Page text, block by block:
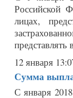
Российской
лицах,
представлять
12 января
Сумма
С января